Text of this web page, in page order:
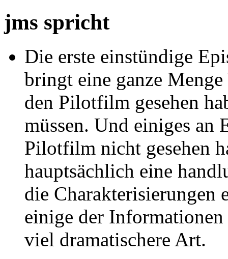
jms spricht
Die erste einstündige
bringt eine ganze
den Pilotfilm gesehen
müssen. Und einiges
Pilotfilm nicht gesehen
hauptsächlich eine
die Charakterisierungen
einige der
viel dramatischere Art.